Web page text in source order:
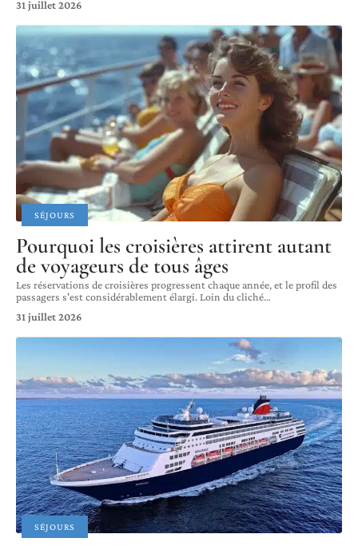
31 juillet 2026
SÉJOURS
Pourquoi les croisières attirent autant
de voyageurs de tous âges
Les réservations de croisières progressent chaque année, et le profil des
passagers s'est considérablement élargi. Loin du cliché…
31 juillet 2026
SÉJOURS